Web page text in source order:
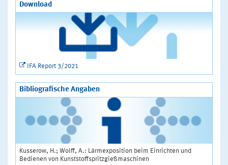
Download
IFA Report 3/2021
Bibliografische Angaben
Kusserow, H.; Wolff, A.: Lärmexposition beim Einrichten und
Bedienen von Kunststoffspritzgießmaschinen